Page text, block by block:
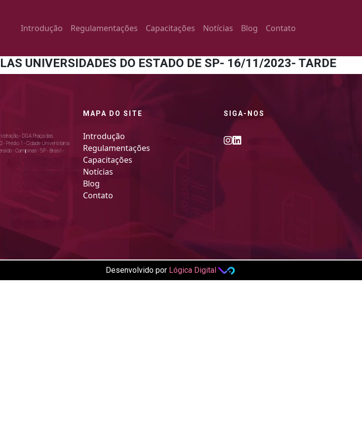
Introdução Regulamentações Capacitações Notícias Blog Contato
UNIVERSIDADES DO ESTADO DE SP- 16/11/2023- TARDE
- DGA Praça das
2 - Prédio 1 - Cidade Universitária
- Campinas - SP - Brasil -
MAPA DO SITE
Introdução
Regulamentações
Capacitações
Notícias
Blog
Contato
SIGA-NOS
Desenvolvido por Lógica Digital